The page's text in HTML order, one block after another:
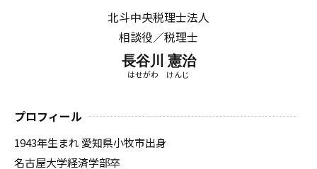
北斗中央税理士法人
相談役／税理士
長谷川 憲治
はせがわ けんじ
プロフィール
1943年生まれ 愛知県小牧市出身
名古屋大学経済学部卒